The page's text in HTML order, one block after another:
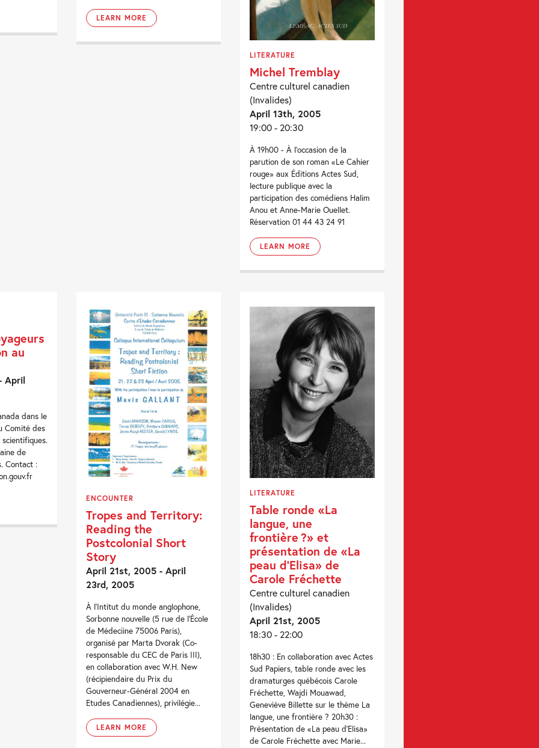
LEARN MORE
LITERATURE
Michel Tremblay
Centre culturel canadien
(Invalides)
April 13th, 2005
19:00 - 20:30
À 19h00 - À l'occasion de la
parution de son roman «Le Cahier
rouge» aux Éditions Actes Sud,
lecture publique avec la
participation des comédiens Halim
Anou et Anne-Marie Ouellet.
Réservation 01 44 43 24 91
LEARN MORE
au
April
dans le
Comité des
de
Contact :
ENCOUNTER
Tropes and Territory:
Reading the
Postcolonial Short
Story
April 21st, 2005 - April
23rd, 2005
À l'Intitut du monde anglophone,
Sorbonne nouvelle (5 rue de l'École
de Médeciine 75006 Paris),
organisé par Marta Dvorak (Co-
responsable du CEC de Paris III),
en collaboration avec W.H. New
(récipiendaire du Prix du
Gouverneur-Général 2004 en
Etudes Canadiennes), privilégie...
LEARN MORE
LITERATURE
Table ronde «La
langue, une
frontière ?» et
présentation de «La
peau d’Elisa» de
Carole Fréchette
Centre culturel canadien
(Invalides)
April 21st, 2005
18:30 - 22:00
18h30 : En collaboration avec Actes
Sud Papiers, table ronde avec les
dramaturges québécois Carole
Fréchette, Wajdi Mouawad,
Geneviève Billette sur le thème La
langue, une frontière ? 20h30 :
Présentation de «La peau d'Elisa»
de Carole Fréchette avec Marie...